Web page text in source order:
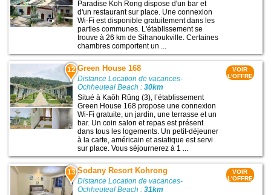
Paradise Koh Rong dispose d'un bar et
d'un restaurant sur place. Une connexion
Wi-Fi est disponible gratuitement dans les
parties communes. L'établissement se
trouve à 26 km de Sihanoukville. Certaines
chambres comportent un ...
12 Green House 168
Distance Location de vacances-
Ochheuteal Beach :30km
Situé à Kaôh Rŭng (3), l’établissement
Green House 168 propose une connexion
Wi-Fi gratuite, un jardin, une terrasse et un
bar. Un coin salon et repas est présent
dans tous les logements. Un petit-déjeuner
à la carte, américain et asiatique est servi
sur place. Vous séjournerez à 1 ...
VOIR
L'OFFRE
13 Sodany Resort Kohrong
Distance Location de vacances-
Ochheuteal Beach :31km
VOIR
L'OFFRE